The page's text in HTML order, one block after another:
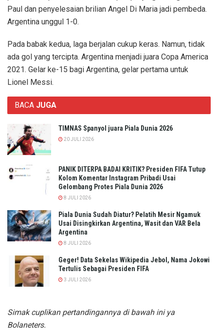
Paul dan penyelesaian brilian Angel Di Maria jadi pembeda.
Argentina unggul 1-0.
Pada babak kedua, laga berjalan cukup keras. Namun, tidak
ada gol yang tercipta. Argentina menjadi juara Copa America
2021. Gelar ke-15 bagi Argentina, gelar pertama untuk
Lionel Messi.
BACA JUGA
TIMNAS Spanyol juara Piala Dunia 2026
20 JULI 2026
PANIK DITERPA BADAI KRITIK? Presiden FIFA Tutup
Kolom Komentar Instagram Pribadi Usai
Gelombang Protes Piala Dunia 2026
8 JULI 2026
Piala Dunia Sudah Diatur? Pelatih Mesir Ngamuk
Usai Disingkirkan Argentina, Wasit dan VAR Bela
Argentina
8 JULI 2026
Geger! Data Sekelas Wikipedia Jebol, Nama Jokowi
Tertulis Sebagai Presiden FIFA
3 JULI 2026
Simak cuplikan pertandingannya di bawah ini ya
Bolaneters.